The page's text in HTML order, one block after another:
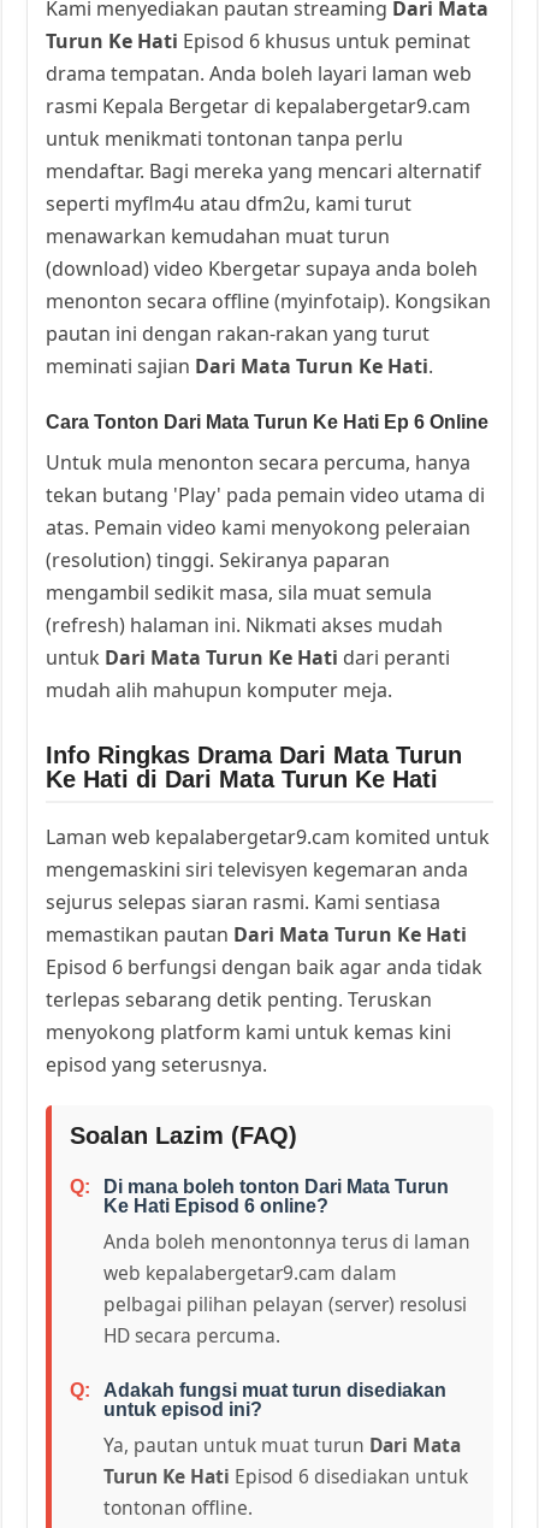
Kami menyediakan pautan streaming Dari Mata
Turun Ke Hati Episod 6 khusus untuk peminat
drama tempatan. Anda boleh layari laman web
rasmi Kepala Bergetar di kepalabergetar9.cam
untuk menikmati tontonan tanpa perlu
mendaftar. Bagi mereka yang mencari alternatif
seperti myflm4u atau dfm2u, kami turut
menawarkan kemudahan muat turun
(download) video Kbergetar supaya anda boleh
menonton secara offline (myinfotaip). Kongsikan
pautan ini dengan rakan-rakan yang turut
meminati sajian Dari Mata Turun Ke Hati.
Cara Tonton Dari Mata Turun Ke Hati Ep 6 Online
Untuk mula menonton secara percuma, hanya
tekan butang 'Play' pada pemain video utama di
atas. Pemain video kami menyokong peleraian
(resolution) tinggi. Sekiranya paparan
mengambil sedikit masa, sila muat semula
(refresh) halaman ini. Nikmati akses mudah
untuk Dari Mata Turun Ke Hati dari peranti
mudah alih mahupun komputer meja.
Info Ringkas Drama Dari Mata Turun
Ke Hati di Dari Mata Turun Ke Hati
Laman web kepalabergetar9.cam komited untuk
mengemaskini siri televisyen kegemaran anda
sejurus selepas siaran rasmi. Kami sentiasa
memastikan pautan Dari Mata Turun Ke Hati
Episod 6 berfungsi dengan baik agar anda tidak
terlepas sebarang detik penting. Teruskan
menyokong platform kami untuk kemas kini
episod yang seterusnya.
Soalan Lazim (FAQ)
Di mana boleh tonton Dari Mata Turun
Ke Hati Episod 6 online?
Anda boleh menontonnya terus di laman
web kepalabergetar9.cam dalam
pelbagai pilihan pelayan (server) resolusi
HD secara percuma.
Adakah fungsi muat turun disediakan
untuk episod ini?
Ya, pautan untuk muat turun Dari Mata
Turun Ke Hati Episod 6 disediakan untuk
tontonan offline.